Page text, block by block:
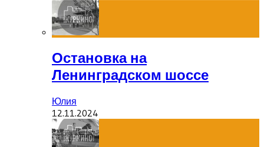
Остановка на
Ленинградском шоссе
Юлия
12.11.2024